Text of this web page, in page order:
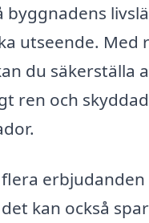
byggnadens
utseende. Med
du säkerställa
ren och
kan också